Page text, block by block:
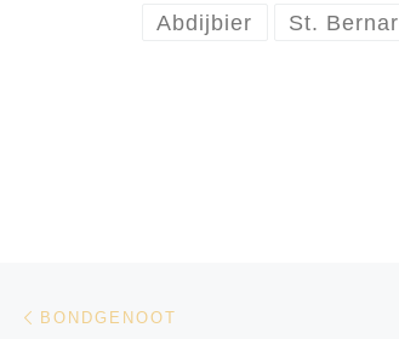
Abdijbier St.
Bericht navigatie
BONDGENOOT